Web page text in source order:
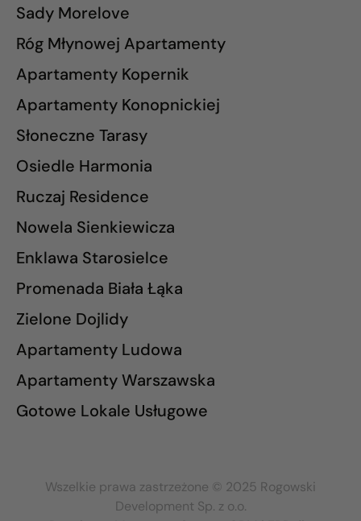
Sady Morelove
Róg Młynowej Apartamenty
Apartamenty Kopernik
Apartamenty Konopnickiej
Słoneczne Tarasy
Osiedle Harmonia
Ruczaj Residence
Nowela Sienkiewicza
Enklawa Starosielce
Promenada Biała Łąka
Zielone Dojlidy
Apartamenty Ludowa
Apartamenty Warszawska
Gotowe Lokale Usługowe
Wszelkie prawa zastrzeżone © 2025 Rogowski
Development Sp. z o.o.